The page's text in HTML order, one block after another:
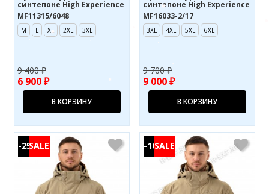
синтепоне High Experience
MF11315/6048
M L XL 2XL 3XL
9 400 ₽
6 900 ₽
В КОРЗИНУ
синтепоне High Experience
MF16033-2/17
3XL 4XL 5XL 6XL
9 700 ₽
9 000 ₽
В КОРЗИНУ
-25% -16%